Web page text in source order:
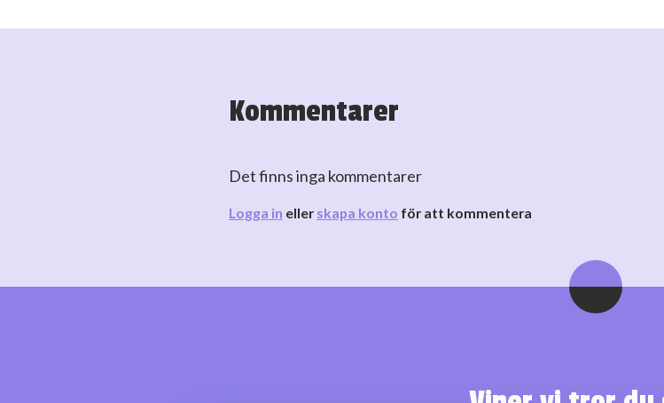
Kommentarer
Det finns inga kommentarer
Logga in eller skapa konto för att kommentera